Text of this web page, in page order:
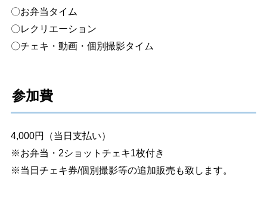
〇お弁当タイム
〇レクリエーション
〇チェキ・動画・個別撮影タイム
参加費
4,000円（当日支払い）
※お弁当・2ショットチェキ1枚付き
※当日チェキ券/個別撮影等の追加販売も致します。